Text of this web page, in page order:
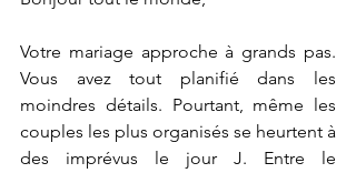
Votre mariage approche à grands pas.
Vous avez tout planifié dans les
moindres détails. Pourtant, même les
couples les plus organisés se heurtent à